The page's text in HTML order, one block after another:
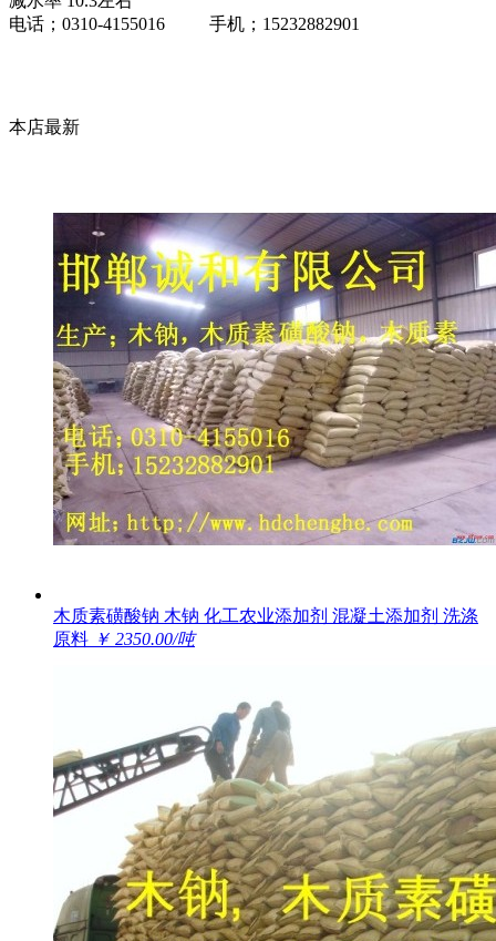
电话；0310-4155016 手机；15232882901
本店最新
木质素磺酸钠 木钠 化工农业添加剂 混凝土添加剂 洗涤
原料 ￥ 2350.00/吨